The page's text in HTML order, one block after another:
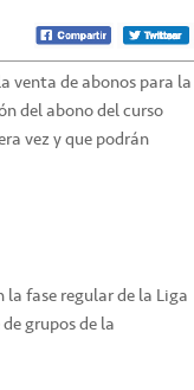
venta de abonos para la
del abono del curso
vez y que podrán
la fase regular de la Liga
grupos de la